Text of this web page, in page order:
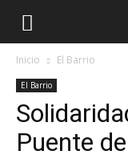
Inicio El Barrio
El Barrio
Puente